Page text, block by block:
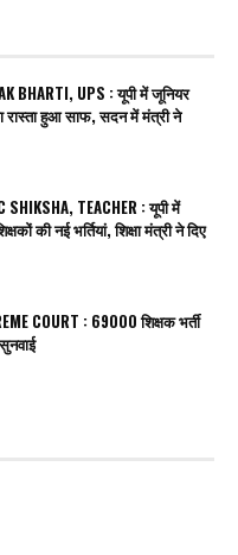
BHARTI, UPS : यूपी में जूनियर
रास्ता हुआ साफ, सदन में मंत्री ने
TEACHER : यूपी में
की नई भर्तियां, शिक्षा मंत्री ने दिए
COURT : 69000 शिक्षक भर्ती